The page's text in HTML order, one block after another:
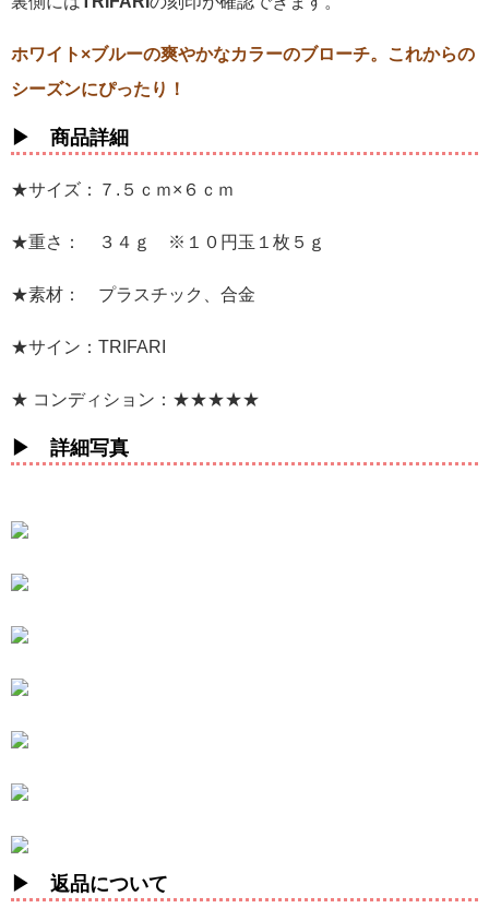
ホワイト×ブルーの爽やかなカラーのブローチ。これからの
シーズンにぴったり！
▶ 商品詳細
★サイズ：７.５ｃｍ×６ｃｍ
★重さ： ３４ｇ ※１０円玉１枚５ｇ
★素材： プラスチック、合金
★サイン：TRIFARI
★ コンディション：★★★★★
▶ 詳細写真
▶ 返品について